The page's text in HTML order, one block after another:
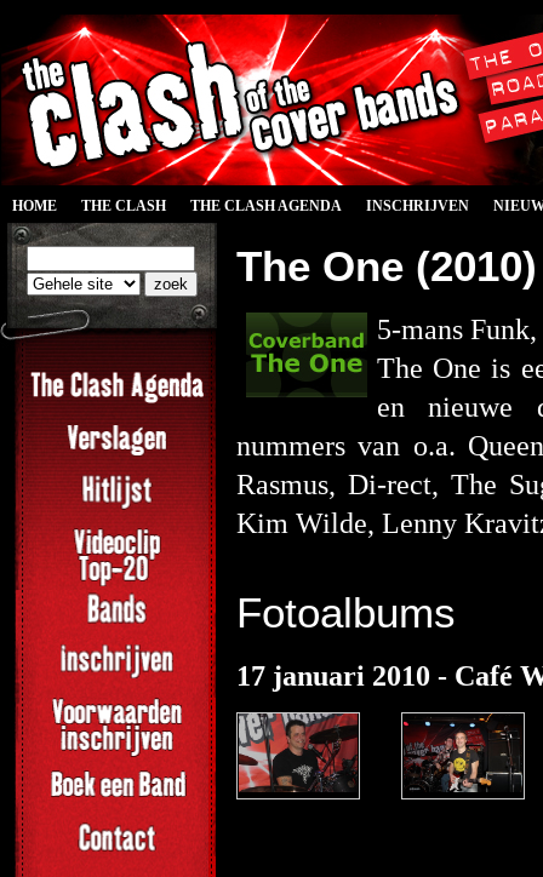
HOME THE CLASH THE CLASH AGENDA INSCHRIJVEN
The One (2010)
5-mans
The One is
en nieuwe
nummers van o.a.
Rasmus, Di-rect, The
Kim Wilde, Lenny
Fotoalbums
17 januari 2010 - Café